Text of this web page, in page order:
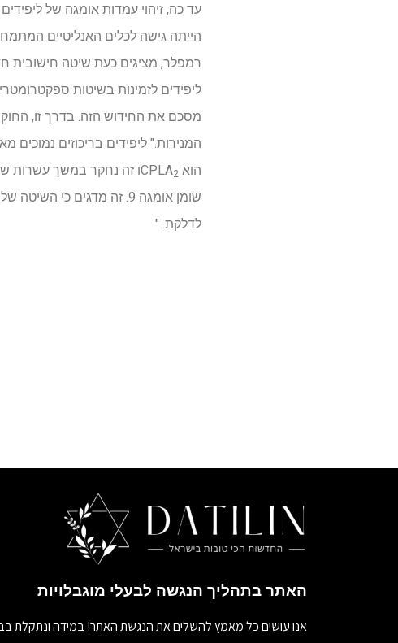
עד כה, זיהוי עמדות אומגה של
הייתה גישה לכלים האנליטיים
רמפלר, מציגים כעת שיטה חישובית
מסכם את החידוש הזה. בדרך זו,
המנירות." ליפידים בריכוזים
הוא CPLA 2 ו זה נחקר במשך עשרות
שומן אומגה 9. זה מדגים
לדלקת. "
האתר בתהליך הנגשה לבעלי מוגבלויות
אנו עושים כל מאמץ להשלים את הנגשת האתר! במידה ונתקלת